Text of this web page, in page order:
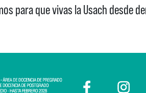
para que vivas la Usach desde